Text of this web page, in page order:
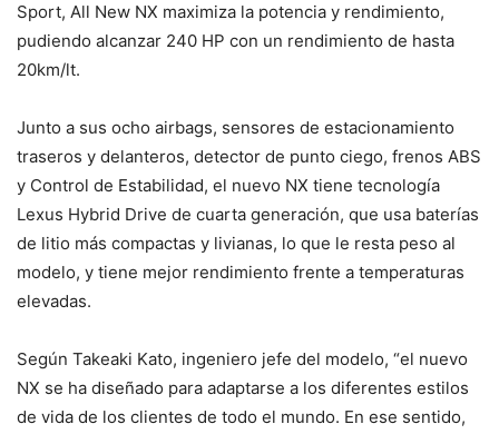
Sport, All New NX maximiza la potencia y rendimiento,
pudiendo alcanzar 240 HP con un rendimiento de hasta
20km/lt.
Junto a sus ocho airbags, sensores de estacionamiento
traseros y delanteros, detector de punto ciego, frenos ABS
y Control de Estabilidad, el nuevo NX tiene tecnología
Lexus Hybrid Drive de cuarta generación, que usa baterías
de litio más compactas y livianas, lo que le resta peso al
modelo, y tiene mejor rendimiento frente a temperaturas
elevadas.
Según Takeaki Kato, ingeniero jefe del modelo, “el nuevo
NX se ha diseñado para adaptarse a los diferentes estilos
de vida de los clientes de todo el mundo. En ese sentido,